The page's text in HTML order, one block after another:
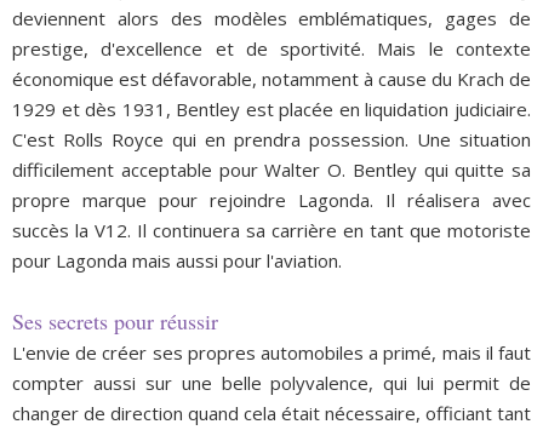
deviennent alors des modèles emblématiques, gages de
prestige, d'excellence et de sportivité. Mais le contexte
économique est défavorable, notamment à cause du Krach de
1929 et dès 1931, Bentley est placée en liquidation judiciaire.
C'est Rolls Royce qui en prendra possession. Une situation
difficilement acceptable pour Walter O. Bentley qui quitte sa
propre marque pour rejoindre Lagonda. Il réalisera avec
succès la V12. Il continuera sa carrière en tant que motoriste
pour Lagonda mais aussi pour l'aviation.
Ses secrets pour réussir
L'envie de créer ses propres automobiles a primé, mais il faut
compter aussi sur une belle polyvalence, qui lui permit de
changer de direction quand cela était nécessaire, officiant tant